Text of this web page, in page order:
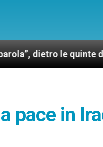
le quinte
pace in